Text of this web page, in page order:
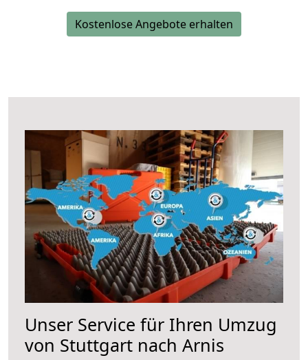
Kostenlose Angebote erhalten
Unser Service für Ihren Umzug
von Stuttgart nach Arnis